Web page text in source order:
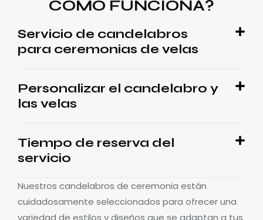
CÓMO FUNCIONA?
Servicio de candelabros
para ceremonias de velas
Personalizar el candelabro y
las velas
Tiempo de reserva del
servicio
Nuestros candelabros de ceremonia están
cuidadosamente seleccionados para ofrecer una
variedad de estilos y diseños que se adaptan a tus